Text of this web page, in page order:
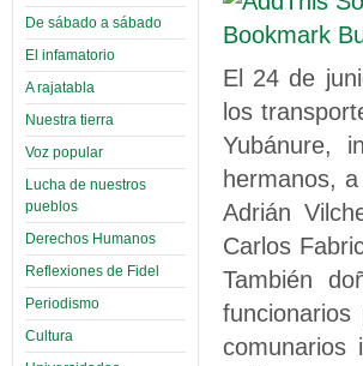
De sábado a sábado
El infamatorio
A rajatabla
Nuestra tierra
Voz popular
Lucha de nuestros
pueblos
Derechos Humanos
Reflexiones de Fidel
Periodismo
Cultura
El 24 de
los
Yubánure,
hermanos,
Adrián
Carlos
También